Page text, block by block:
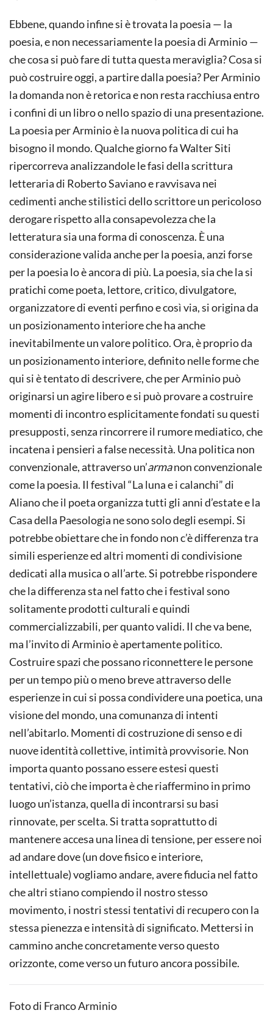
Ebbene, quando infine si è trovata la poesia — la
poesia, e non necessariamente la poesia di Arminio —
che cosa si può fare di tutta questa meraviglia? Cosa si
può costruire oggi, a partire dalla poesia? Per Arminio
la domanda non è retorica e non resta racchiusa entro
i confini di un libro o nello spazio di una presentazione.
La poesia per Arminio è la nuova politica di cui ha
bisogno il mondo. Qualche giorno fa Walter Siti
ripercorreva analizzandole le fasi della scrittura
letteraria di Roberto Saviano e ravvisava nei
cedimenti anche stilistici dello scrittore un pericoloso
derogare rispetto alla consapevolezza che la
letteratura sia una forma di conoscenza. È una
considerazione valida anche per la poesia, anzi forse
per la poesia lo è ancora di più. La poesia, sia che la si
pratichi come poeta, lettore, critico, divulgatore,
organizzatore di eventi perfino e così via, si origina da
un posizionamento interiore che ha anche
inevitabilmente un valore politico. Ora, è proprio da
un posizionamento interiore, definito nelle forme che
qui si è tentato di descrivere, che per Arminio può
originarsi un agire libero e si può provare a costruire
momenti di incontro esplicitamente fondati su questi
presupposti, senza rincorrere il rumore mediatico, che
incatena i pensieri a false necessità. Una politica non
convenzionale, attraverso un’armanon convenzionale
come la poesia. Il festival “La luna e i calanchi” di
Aliano che il poeta organizza tutti gli anni d’estate e la
Casa della Paesologia ne sono solo degli esempi. Si
potrebbe obiettare che in fondo non c’è differenza tra
simili esperienze ed altri momenti di condivisione
dedicati alla musica o all’arte. Si potrebbe rispondere
che la differenza sta nel fatto che i festival sono
solitamente prodotti culturali e quindi
commercializzabili, per quanto validi. Il che va bene,
ma l’invito di Arminio è apertamente politico.
Costruire spazi che possano riconnettere le persone
per un tempo più o meno breve attraverso delle
esperienze in cui si possa condividere una poetica, una
visione del mondo, una comunanza di intenti
nell’abitarlo. Momenti di costruzione di senso e di
nuove identità collettive, intimità provvisorie. Non
importa quanto possano essere estesi questi
tentativi, ciò che importa è che riaffermino in primo
luogo un’istanza, quella di incontrarsi su basi
rinnovate, per scelta. Si tratta soprattutto di
mantenere accesa una linea di tensione, per essere noi
ad andare dove (un dove fisico e interiore,
intellettuale) vogliamo andare, avere fiducia nel fatto
che altri stiano compiendo il nostro stesso
movimento, i nostri stessi tentativi di recupero con la
stessa pienezza e intensità di significato. Mettersi in
cammino anche concretamente verso questo
orizzonte, come verso un futuro ancora possibile.
Foto di Franco Arminio